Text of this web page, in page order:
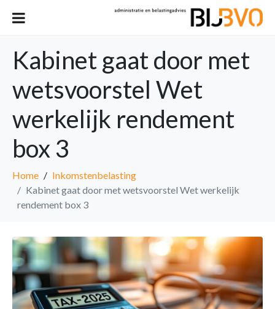
Kabinet gaat door met
wetsvoorstel Wet
werkelijk rendement
box 3
Home
Inkomstenbelasting
Kabinet gaat door met wetsvoorstel Wet werkelijk
rendement box 3